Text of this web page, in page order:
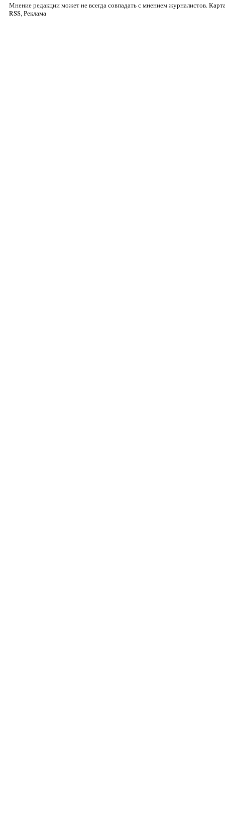
Мнение редакции может не всегда совпадать с мнением журналистов.
RSS,Реклама